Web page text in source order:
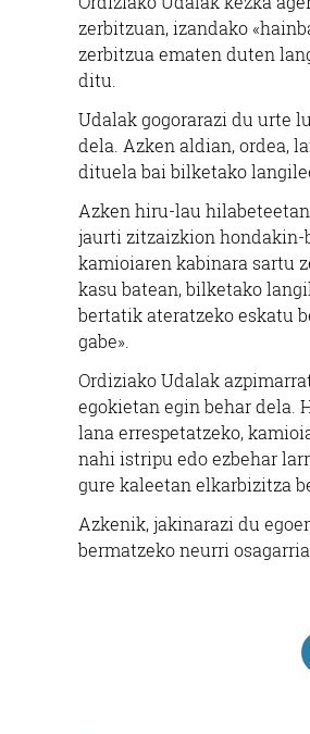
zerbitzuan, izandako
zerbitzua ematen duten
ditu.
Udalak gogorarazi du urte
dela. Azken aldian, ordea,
dituela bai bilketako
Azken hiru-lau
jaurti zitzaizkion hondakin-
kamioiaren kabinara sartu
kasu batean, bilketako
bertatik ateratzeko eskatu
gabe».
Ordiziako Udalak
egokietan egin behar dela.
lana errespetatzeko,
nahi istripu edo ezbehar
gure kaleetan elkarbizitza
Azkenik, jakinarazi du
bermatzeko neurri